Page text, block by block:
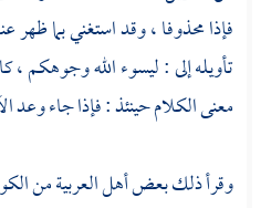
فإذا محذوفا ، وقد استغني بما
تأويله إلى : ليسوء الله وجوهكم
معنى الكلام حينئذ : فإذا جاء وعد
وقرأ ذلك بعضأهل العربية من